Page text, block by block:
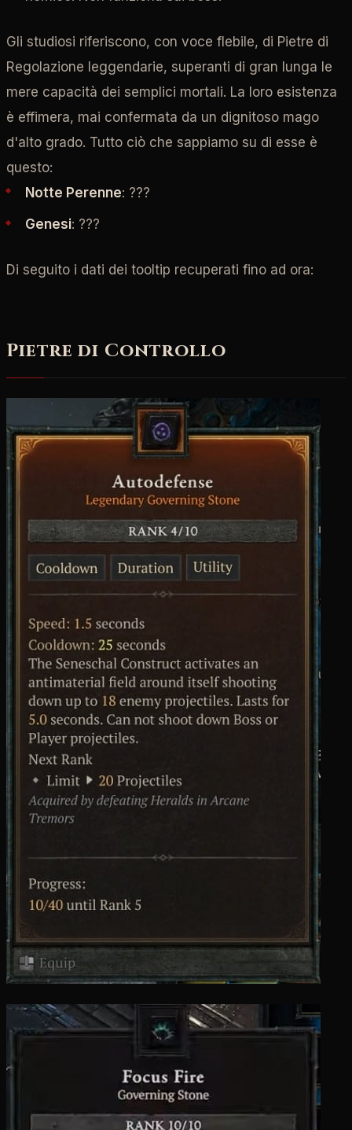
Gli studiosi riferiscono, con voce flebile, di Pietre di
Regolazione leggendarie, superanti di gran lunga le
mere capacità dei semplici mortali. La loro esistenza
è effimera, mai confermata da un dignitoso mago
d'alto grado. Tutto ciò che sappiamo su di esse è
questo:
Notte Perenne: ???
Genesi: ???
Di seguito i dati dei tooltip recuperati fino ad ora:
Pietre di Controllo